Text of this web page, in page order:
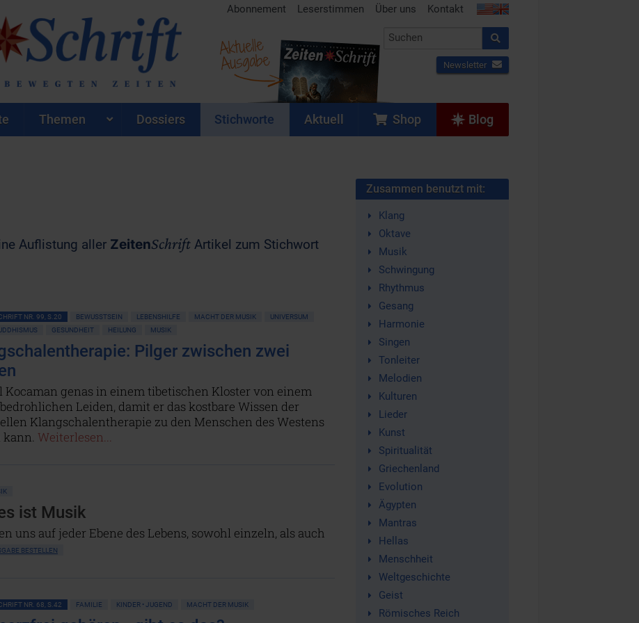
Abonnement Leserstimmen Über uns Kontakt
Newsletter
Aktuelle
Ausgabe
Themen Dossiers Stichworte Aktuell Shop Blog
Auflistung aller ZeitenSchrift Artikel zum Stichwort
NR. 99, S.20 BEWUSSTSEIN LEBENSHILFE MACHT DER MUSIK
UNIVERSUM
GESUNDHEIT HEILUNG MUSIK
Pilger zwischen zwei
Kocaman genas in einem tibetischen Kloster von einem
Leiden, damit er das kostbare Wissen der
Klangschalentherapie zu den Menschen des Westens
Weiterlesen...
ist Musik
uns auf jeder Ebene des Lebens, sowohl einzeln, als auch
BESTELLEN
NR. 68, S.42 FAMILIE KINDER • JUGEND MACHT DER MUSIK
Zusammen benutzt mit:
Klang
Oktave
Musik
Schwingung
Rhythmus
Gesang
Harmonie
Singen
Tonleiter
Melodien
Kulturen
Lieder
Kunst
Spiritualität
Griechenland
Evolution
Ägypten
Mantras
Hellas
Menschheit
Weltgeschichte
Geist
Römisches Reich